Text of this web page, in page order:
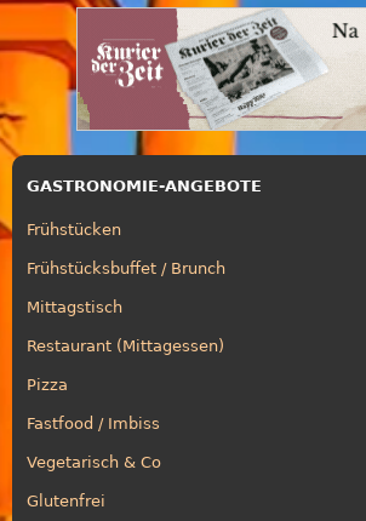
GASTRONOMIE-ANGEBOTE
Frühstücken
Frühstücksbuffet / Brunch
Mittagstisch
Restaurant (Mittagessen)
Pizza
Fastfood / Imbiss
Vegetarisch & Co
Glutenfrei